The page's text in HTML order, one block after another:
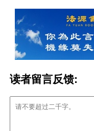
读者留言反馈: